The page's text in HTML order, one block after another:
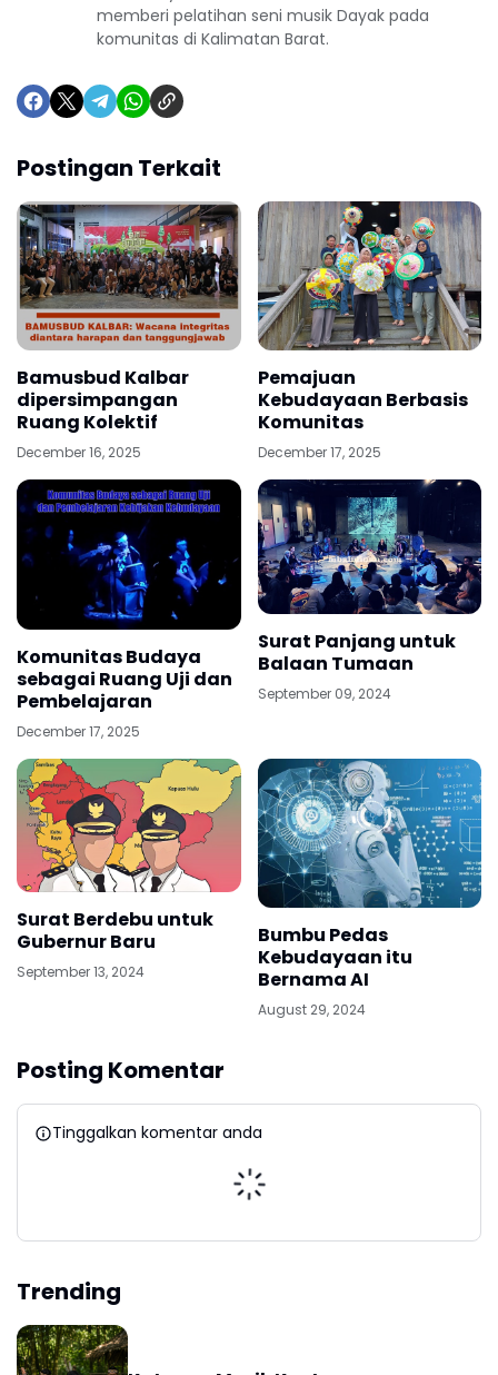
memberi pelatihan seni musik Dayak pada
komunitas di Kalimatan Barat.
Postingan Terkait
Bamusbud Kalbar
dipersimpangan
Ruang Kolektif
December 16, 2025
Pemajuan
Kebudayaan Berbasis
Komunitas
December 17, 2025
Komunitas Budaya
sebagai Ruang Uji dan
Pembelajaran
December 17, 2025
Surat Panjang untuk
Balaan Tumaan
September 09, 2024
Surat Berdebu untuk
Gubernur Baru
September 13, 2024
Bumbu Pedas
Kebudayaan itu
Bernama AI
August 29, 2024
Posting Komentar
Tinggalkan komentar anda
Trending